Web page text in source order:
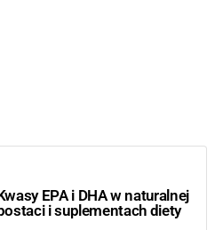
EPA i DHA w naturalnej
i suplementach diety